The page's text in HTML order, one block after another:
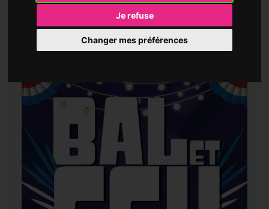
Je refuse
Changer mes préférences
Heure : 18 h à minuit
Lieu : Parc de Brieux